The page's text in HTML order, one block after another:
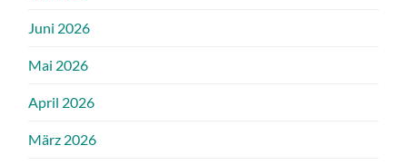
Juni 2026
Mai 2026
April 2026
März 2026